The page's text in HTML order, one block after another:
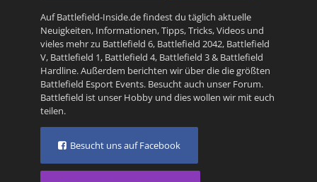
Auf Battlefield-Inside.de findest du täglich aktuelle
Neuigkeiten, Informationen, Tipps, Tricks, Videos und
vieles mehr zu Battlefield 6, Battlefield 2042, Battlefield
V, Battlefield 1, Battlefield 4, Battlefield 3& Battlefield
Hardline. Außerdem berichten wir über die die größten
Battlefield Esport Events. Besucht auch unser Forum.
Battlefield ist unser Hobby und dies wollen wir mit euch
teilen.
Besucht uns auf Facebook